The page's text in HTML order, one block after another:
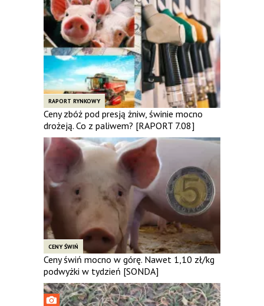
RAPORT RYNKOWY
Ceny zbóż pod presją żniw, świnie mocno
drożeją. Co z paliwem? [RAPORT 7.08]
CENY ŚWIŃ
Ceny świń mocno w górę. Nawet 1,10 zł/kg
podwyżki w tydzień [SONDA]